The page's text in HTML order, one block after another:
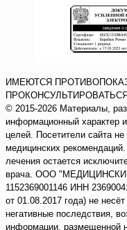
ИМЕЮТСЯ
© 2015-2026 Материалы,
информационный характер
целей. Посетители сайта
медицинских
лечения остается
врача. ООО
1152369001146 ИНН
от 01.08.2017 года) не
негативные последствия,
информации, размещенной